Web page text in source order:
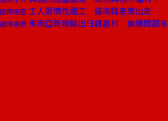
國際視窗 工人習慣性罷工 逼南韓產業出走
國際視窗 東南亞新娘輸出日韓農村 後續問題多